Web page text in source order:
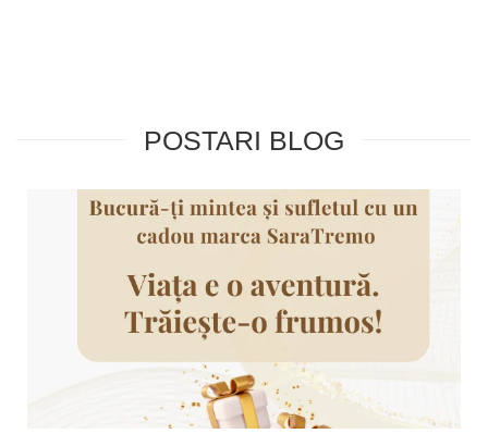
POSTARI BLOG